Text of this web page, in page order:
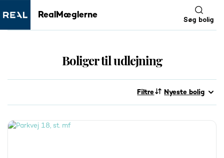
RealMæglerne
Søg bolig
Boliger til udlejning
Filtre Nyeste bolig